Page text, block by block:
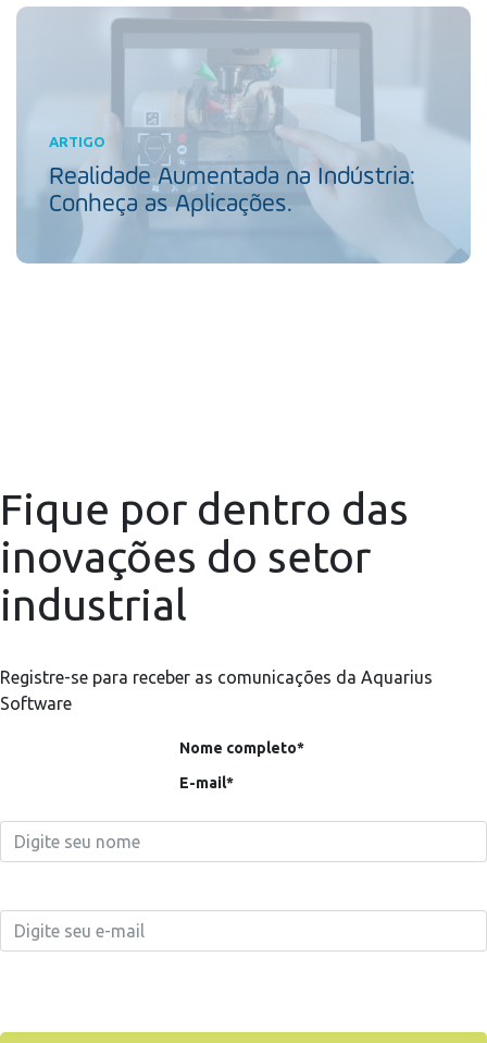
ARTIGO
Realidade Aumentada na Indústria:
Conheça as Aplicações.
Fique por dentro das
inovações do setor
industrial
Registre-se para receber as comunicações da Aquarius
Software
Nome completo*
E-mail*